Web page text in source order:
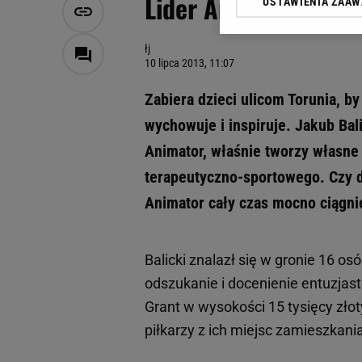
Lider Animator.
łj
10 lipca 2013, 11:07
Zabiera dzieci ulicom Torunia,
wychowuje i inspiruje. Jakub
Animator, właśnie tworzy
terapeutyczno-sportowego. Czy
Animator cały czas mocno
Balicki znalazł się w gronie 16
odszukanie i docenienie
Grant w wysokości 15 tysięcy
piłkarzy z ich miejsc
Klikając „Akceptuję”
Zaufanych Partnerów i
My, nasi Zaufani
Użycie dokładnych
Przechowywanie
badnie odbiorców i